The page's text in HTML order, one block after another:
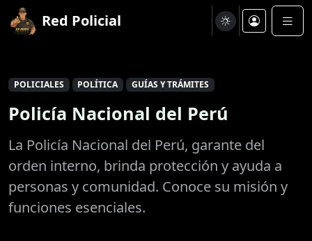
Red Policial
POLICIALES POLÍTICA GUÍAS Y TRÁMITES
Policía Nacional del Perú
La Policía Nacional del Perú, garante del
orden interno, brinda protección y ayuda a
personas y comunidad. Conoce su misión y
funciones esenciales.